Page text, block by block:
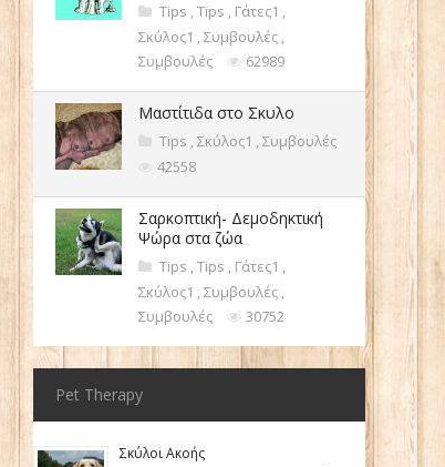
Tips ,Tips , Γάτες1 ,
Σκύλος1 ,Συμβουλές ,
Συμβουλές
62989
Μαστίτιδα στο Σκυλο
Tips ,Σκύλος1 ,Συμβουλές
42558
Σαρκοπτική- Δεμοδηκτική
Ψώρα στα ζώα
Tips ,Tips , Γάτες1 ,
Σκύλος1 ,Συμβουλές ,
Συμβουλές
30752
Pet Therapy
Σκύλοι Ακοής